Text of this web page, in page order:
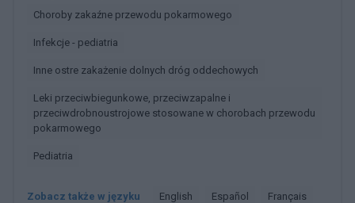
Choroby zakaźne przewodu pokarmowego
Infekcje - pediatria
Inne ostre zakażenie dolnych dróg oddechowych
Leki przeciwbiegunkowe, przeciwzapalne i
przeciwdrobnoustrojowe stosowane w chorobach przewodu
pokarmowego
Pediatria
Zobacz także w języku english español français